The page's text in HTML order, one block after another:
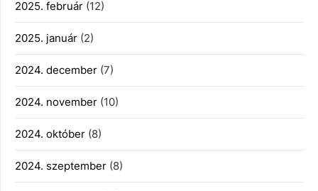
2025. február (12)
2025. január (2)
2024. december (7)
2024. november (10)
2024. október (8)
2024. szeptember (8)